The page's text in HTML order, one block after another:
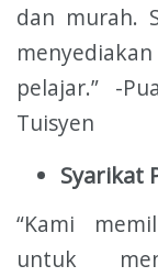
dan murah.
pelajar.” -
Tuisyen
Syarikat
“Kami
untuk